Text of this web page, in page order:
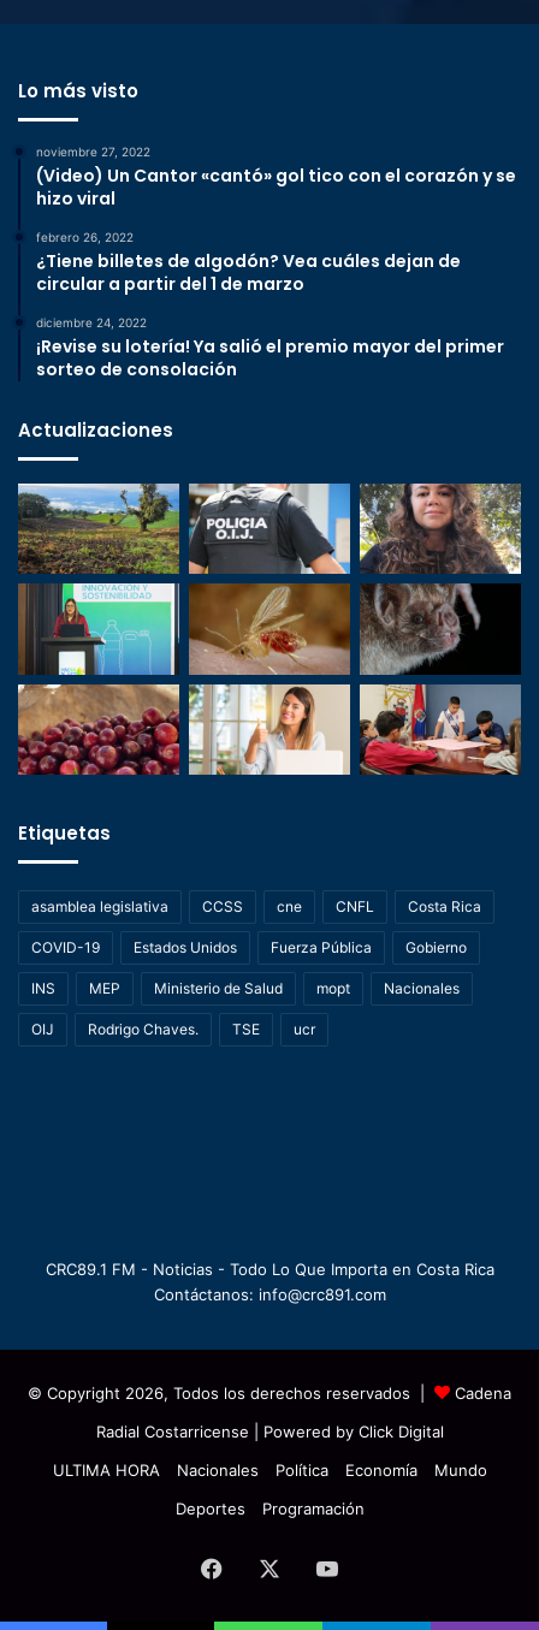
Lo más visto
noviembre 27, 2022
(Video) Un Cantor «cantó» gol tico con el corazón y se
hizo viral
febrero 26, 2022
¿Tiene billetes de algodón? Vea cuáles dejan de
circular a partir del 1 de marzo
diciembre 24, 2022
¡Revise su lotería! Ya salió el premio mayor del primer
sorteo de consolación
Actualizaciones
Etiquetas
asamblea legislativa CCSS cne CNFL Costa Rica
COVID-19 Estados Unidos Fuerza Pública Gobierno
INS MEP Ministerio de Salud mopt Nacionales
OIJ Rodrigo Chaves. TSE ucr
CRC89.1 FM - Noticias - Todo Lo Que Importa en Costa Rica
Contáctanos: info@crc891.com
© Copyright 2026, Todos los derechos reservados |
Cadena
Radial Costarricense | Powered by Click Digital
ULTIMA HORA
Nacionales Política Economía
Mundo
Deportes
Programación
Facebook YouTube